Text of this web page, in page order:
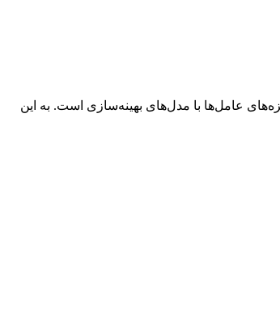
عامل‌ها با مدل‌های بهینه‌سازی است. به این